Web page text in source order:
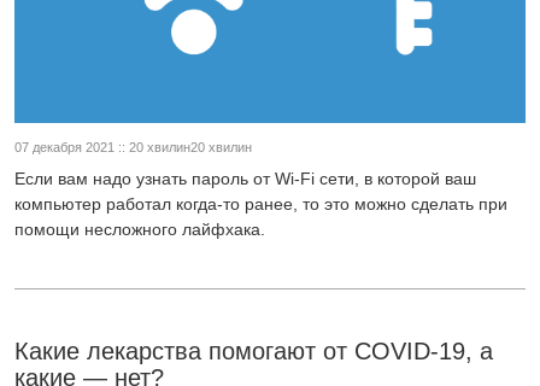
07 декабря 2021 :: 20 хвилин20 хвилин
Если вам надо узнать пароль от Wi-Fi сети, в которой ваш
компьютер работал когда-то ранее, то это можно сделать при
помощи несложного лайфхака.
Какие лекарства помогают от COVID-19, а
какие — нет?